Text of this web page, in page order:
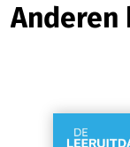
Productgalerij
Anderen